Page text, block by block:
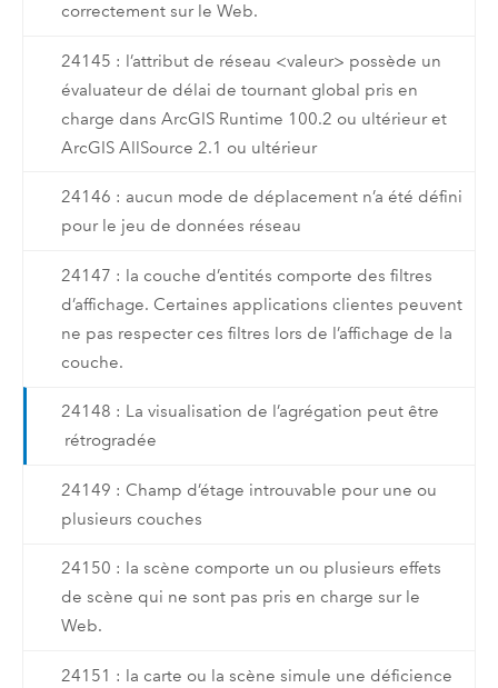
correctement sur le Web.
24145 : l’attribut de réseau <valeur> possède un
évaluateur de délai de tournant global pris en
charge dans ArcGIS Runtime 100.2 ou ultérieur et
ArcGIS AllSource 2.1 ou ultérieur
24146 : aucun mode de déplacement n’a été défini
pour le jeu de données réseau
24147 : la couche d’entités comporte des filtres
d’affichage. Certaines applications clientes peuvent
ne pas respecter ces filtres lors de l’affichage de la
couche.
24148 : La visualisation de l’agrégation peut être
rétrogradée
24149 : Champ d’étage introuvable pour une ou
plusieurs couches
24150 : la scène comporte un ou plusieurs effets
de scène qui ne sont pas pris en charge sur le
Web.
24151 : la carte ou la scène simule une déficience